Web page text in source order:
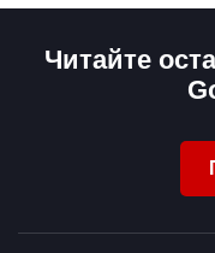
Читайте